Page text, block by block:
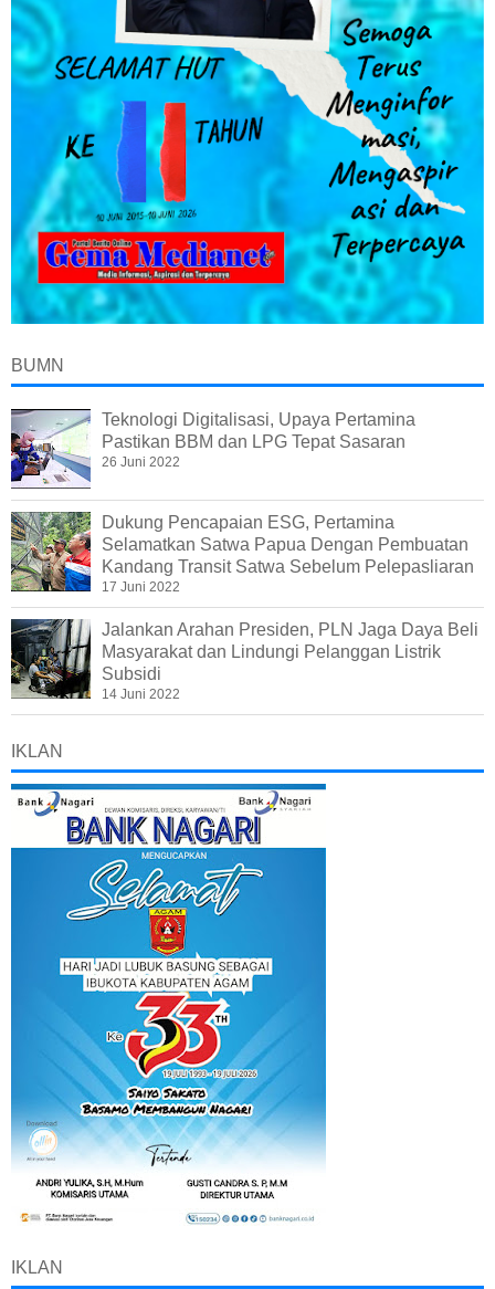
BUMN
Teknologi Digitalisasi, Upaya Pertamina
Pastikan BBM dan LPG Tepat Sasaran
26 Juni 2022
Dukung Pencapaian ESG, Pertamina
Selamatkan Satwa Papua Dengan Pembuatan
Kandang Transit Satwa Sebelum Pelepasliaran
17 Juni 2022
Jalankan Arahan Presiden, PLN Jaga Daya Beli
Masyarakat dan Lindungi Pelanggan Listrik
Subsidi
14 Juni 2022
IKLAN
IKLAN